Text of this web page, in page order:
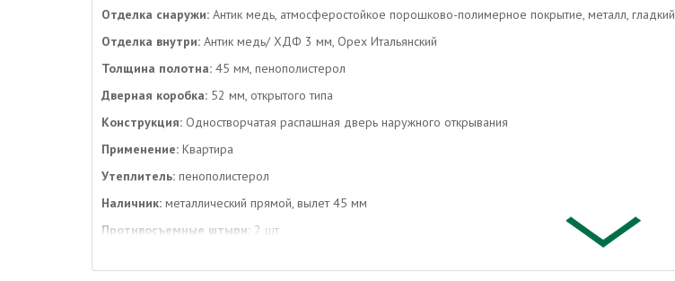
Отделка снаружи: Антик медь, атмосферостойкое порошково-полимерное покрытие, металл, гладкий
Отделка внутри: Антик медь/ ХДФ 3 мм, Орех Итальянский
Толщина полотна: 45 мм, пенополистерол
Дверная коробка: 52 мм, открытого типа
Конструкция: Одностворчатая распашная дверь наружного открывания
Применение: Квартира
Утеплитель: пенополистерол
Наличник: металлический прямой, вылет 45 мм
Противосъемные штыри: 2 шт